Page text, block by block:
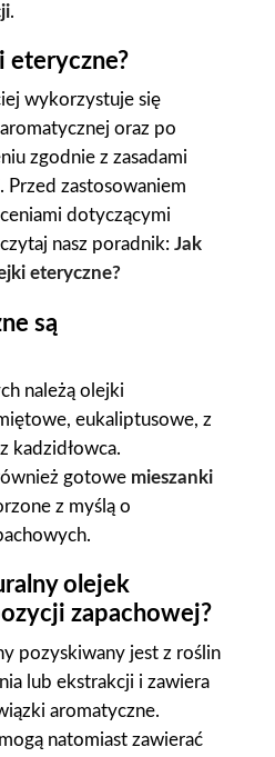
.
eteryczne?
wykorzystuje się
oraz po
zgodnie z zasadami
Przed zastosowaniem
dotyczącymi
nasz poradnik: Jak
eteryczne?
są
należą olejki
eukaliptusowe, z
kadzidłowca.
gotowe mieszanki
z myślą o
olejek
zapachowej?
pozyskiwany jest z roślin
lub ekstrakcji i zawiera
aromatyczne.
natomiast zawierać